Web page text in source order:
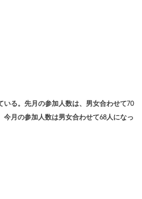
る。先月の参加人数は、男女合わせて70
月の参加人数は男女合わせて68人になっ